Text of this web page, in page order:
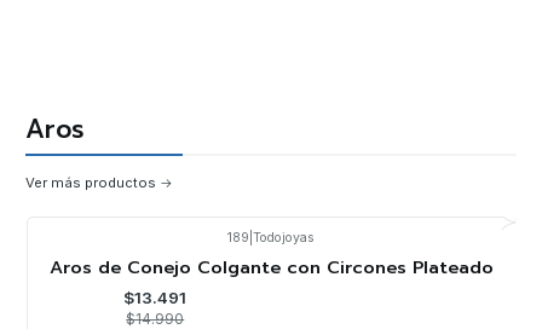
Aros
Ver más productos
189 Todojoyas
Aros de Conejo Colgante con Circones Plateado
$13.491
$14.990